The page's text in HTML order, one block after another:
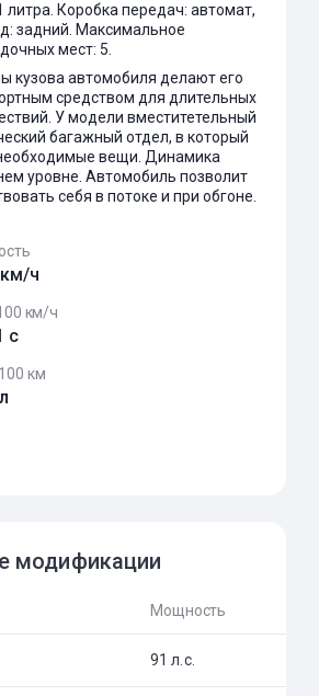
литра. Коробка передач: автомат,
задний. Максимальное
мест: 5.
кузова автомобиля делают его
средством для длительных
У модели вместитетельный
багажный отдел, в который
вещи. Динамика
уровне. Автомобиль позволит
себя в потоке и при обгоне.
ч
км/ч
c
км
модификации
Мощность
91 л.с.